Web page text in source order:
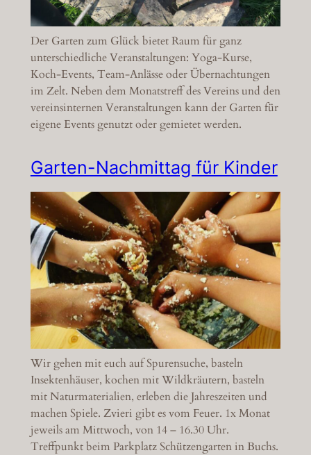
Der Garten zum Glück bietet Raum für ganz
unterschiedliche Veranstaltungen: Yoga-Kurse,
Koch-Events, Team-Anlässe oder Übernachtungen
im Zelt. Neben dem Monatstreff des Vereins und den
vereinsinternen Veranstaltungen kann der Garten für
eigene Events genutzt oder gemietet werden.
Garten-Nachmittag für Kinder
Wir gehen mit euch auf Spurensuche, basteln
Insektenhäuser, kochen mit Wildkräutern, basteln
mit Naturmaterialien, erleben die Jahreszeiten und
machen Spiele. Zvieri gibt es vom Feuer. 1x Monat
jeweils am Mittwoch, von 14 – 16.30 Uhr.
Treffpunkt beim Parkplatz Schützengarten in Buchs.